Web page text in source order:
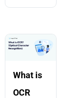
What is
OCR